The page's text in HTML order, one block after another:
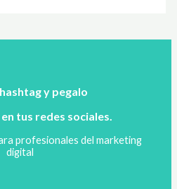
y pegalo
tus redes sociales.
profesionales del marketing
digital